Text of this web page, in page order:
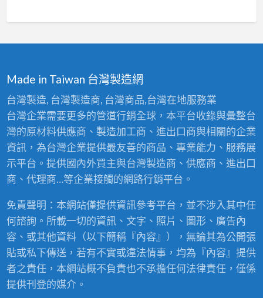
洗
適
耐
用
首
選
！
中
茶
佳
績
！
專
業
茶
葉
批
發
供
應
商
，
頂
級
老
茶
批
發
方
美
人
比
賽
茶
批
發
：
台
灣
山
茶
王
級
的
極
品
Made in Taiwan 台灣製造網
台灣製造, 台灣製造商, 台灣商品,台灣在地服務業
台灣企業需要更多的管道行銷全球，本平台收錄與彙整台
灣的原材料供應商、製造加工商、進出口商與相關的企業
資訊，為台灣企業提供最友善的商品、專業能力、服務展
示平台。提供國內外買主與台灣製造商、供應商、進出口
商、代理商…等企業接觸的網路行銷平台。
免責聲明：本網站僅提供資訊參考平台，並不涉入其中任
何諮詢。所載一切的資訊、文字、照片、圖形、廣告內
容、或其他資料（以下簡稱『內容』），無論其為公開張
貼或私下傳送，若有不實或違法情事，均為『內容』提供
者之責任，本網站概不負責也不承擔任何法律責任，僅係
提供刊登的媒介。